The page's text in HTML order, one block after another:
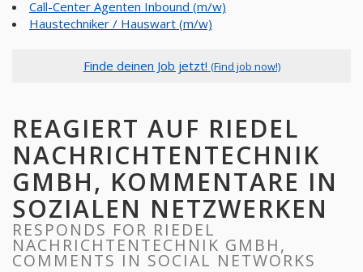
Call-Center Agenten Inbound (m/w)
Haustechniker / Hauswart (m/w)
Finde deinen Job jetzt! (Find job now!)
REAGIERT AUF RIEDEL
NACHRICHTENTECHNIK
GMBH, KOMMENTARE IN
SOZIALEN NETZWERKEN
RESPONDS FOR RIEDEL
NACHRICHTENTECHNIK GMBH,
COMMENTS IN SOCIAL NETWORKS